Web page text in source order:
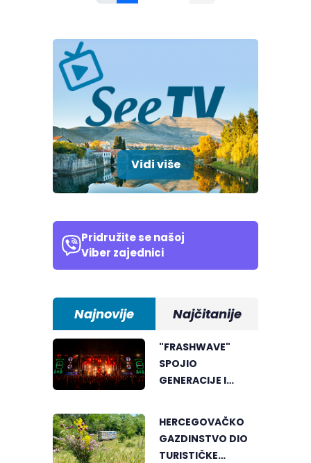
Vidi više
Pridružite se našoj
Viber zajednici
Najnovije Najčitanije
"FRASHWAVE"
SPOJIO
GENERACIJE I
MALO GDJE NALAZI
HERCEGOVAČKO
GAZDINSTVO DIO
TURISTIČKE